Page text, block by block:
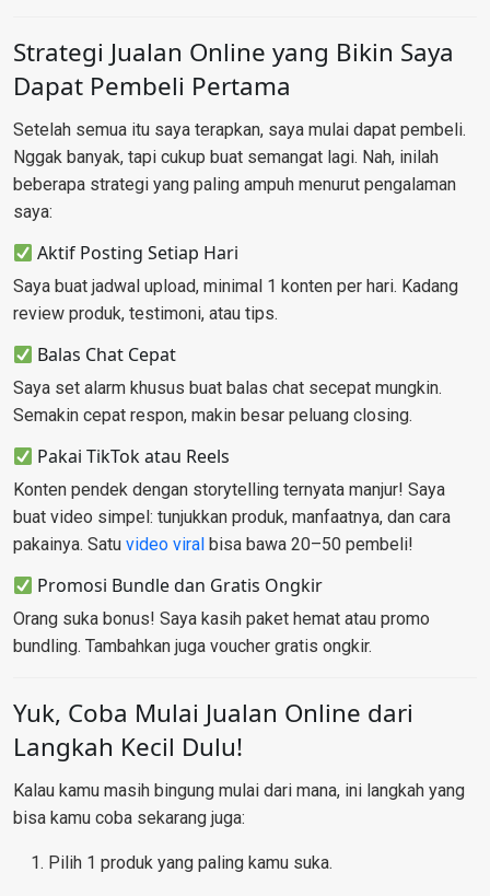
Strategi Jualan Online yang Bikin Saya
Dapat Pembeli Pertama
Setelah semua itu saya terapkan, saya mulai dapat pembeli.
Nggak banyak, tapi cukup buat semangat lagi. Nah, inilah
beberapa strategi yang paling ampuh menurut pengalaman
saya:
Aktif Posting Setiap Hari
Saya buat jadwal upload, minimal 1 konten per hari. Kadang
review produk, testimoni, atau tips.
Balas Chat Cepat
Saya set alarm khusus buat balas chat secepat mungkin.
Semakin cepat respon, makin besar peluang closing.
Pakai TikTok atau Reels
Konten pendek dengan storytelling ternyata manjur! Saya
buat video simpel: tunjukkan produk, manfaatnya, dan cara
pakainya. Satu video viral bisa bawa 20–50 pembeli!
Promosi Bundle dan Gratis Ongkir
Orang suka bonus! Saya kasih paket hemat atau promo
bundling. Tambahkan juga voucher gratis ongkir.
Yuk, Coba Mulai Jualan Online dari
Langkah Kecil Dulu!
Kalau kamu masih bingung mulai dari mana, ini langkah yang
bisa kamu coba sekarang juga:
Pilih 1 produk yang paling kamu suka.